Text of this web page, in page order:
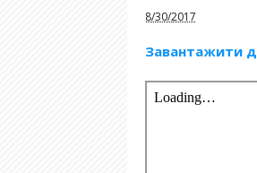
8/30/2017
Завантажити